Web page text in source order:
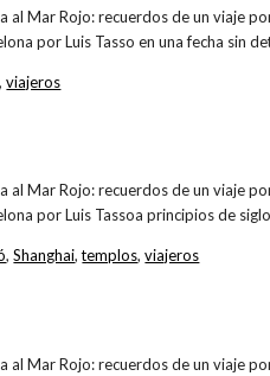
al Mar Rojo: recuerdos de un viaje
por Luis Tasso en una fecha sin
,viajeros
al Mar Rojo: recuerdos de un viaje
por Luis Tassoa principios de
,Shanghai,templos,viajeros
al Mar Rojo: recuerdos de un viaje